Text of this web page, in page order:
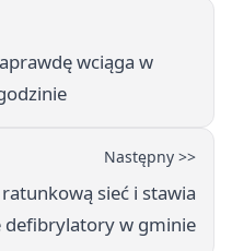
wciąga w
Następny >>
sieć i stawia
defibrylatory w gminie